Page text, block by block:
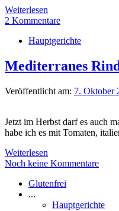
Weiterlesen
2 Kommentare
Hauptgerichte
Mediterranes
Veröffentlicht am: 7. Oktober
Jetzt im Herbst darf es auch
habe ich es mit Tomaten,
Weiterlesen
Noch keine Kommentare
Glutenfrei
...
Hauptgerichte